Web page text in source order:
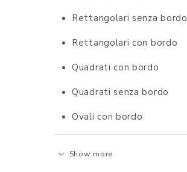
Rettangolari senza bordo
Rettangolari con bordo
Quadrati con bordo
Quadrati senza bordo
Ovali con bordo
Show more